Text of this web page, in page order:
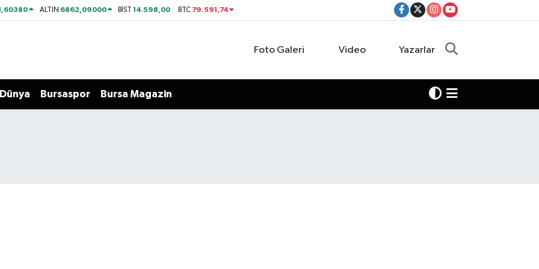
ALTIN 6862,09000 BİST14.598,00 BTC 79.591,74
Foto Galeri Video Yazarlar
Dünya Bursaspor Bursa Magazin